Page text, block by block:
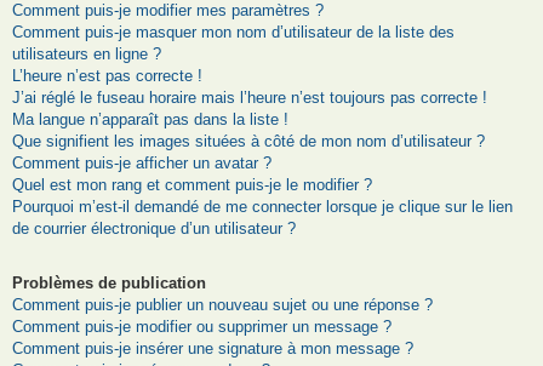
Comment puis-je modifier mes paramètres ?
Comment puis-je masquer mon nom d’utilisateur de la liste des
utilisateurs en ligne ?
L’heure n’est pas correcte !
J’ai réglé le fuseau horaire mais l’heure n’est toujours pas correcte !
Ma langue n’apparaît pas dans la liste !
Que signifient les images situées à côté de mon nom d’utilisateur ?
Comment puis-je afficher un avatar ?
Quel est mon rang et comment puis-je le modifier ?
Pourquoi m’est-il demandé de me connecter lorsque je clique sur le lien
de courrier électronique d’un utilisateur ?
Problèmes de publication
Comment puis-je publier un nouveau sujet ou une réponse ?
Comment puis-je modifier ou supprimer un message ?
Comment puis-je insérer une signature à mon message ?